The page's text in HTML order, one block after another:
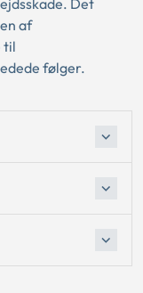
Det
af
til
følger.